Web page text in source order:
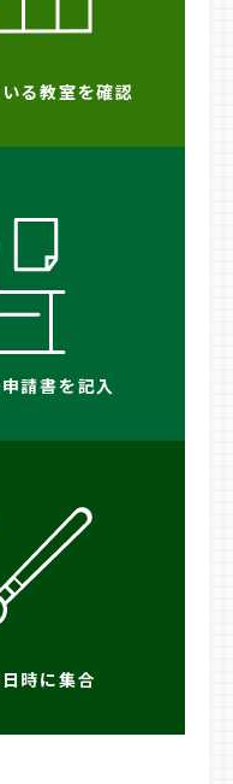
る教室を確認
請書を記入
時に集合